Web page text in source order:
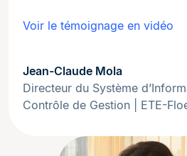
Voir le témoignage en vidéo
Jean-Claude Mola
Directeur du Système
Contrôle de Gestion | ETE-